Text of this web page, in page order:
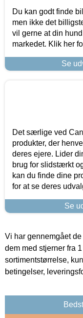
Du kan godt finde
men ikke det
vil gerne at din
markedet. Klik her
Se
Det særlige ved
produkter, der
deres ejere. Lider
brug for slidstærkt
kan du finde dine
for at se deres
Se
Vi har gennemgået
dem med stjerner fra
sortimentstørrelse,
betingelser,